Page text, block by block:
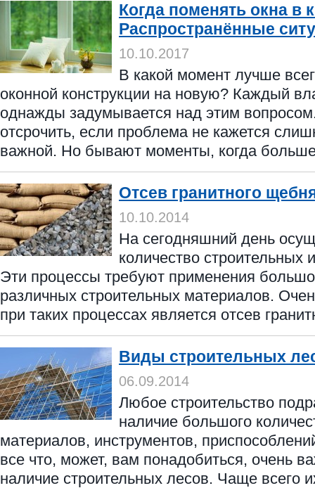
Когда поменять окна в
Распространённые
10.10.2017
В какой момент лучше
оконной конструкции на новую? Каждый
однажды задумывается над этим
отсрочить, если проблема не кажется
важной. Но бывают моменты, когда
Отсев гранитного
10.10.2014
На сегодняшний день
количество строительных
Эти процессы требуют применения
различных строительных материалов.
при таких процессах является отсев
Виды строительных
06.09.2014
Любое строительство
наличие большого
материалов, инструментов,
все что, может, вам понадобиться, очень
наличие строительных лесов. Чаще всего